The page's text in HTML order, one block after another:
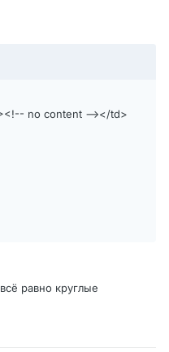
no content --></td>
равно круглые